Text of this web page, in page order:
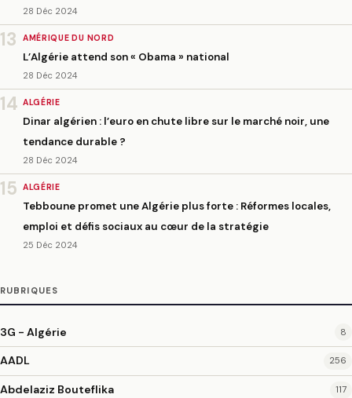
28 Déc 2024
13 AMÉRIQUE DU NORD
L’Algérie attend son « Obama » national
28 Déc 2024
14 ALGÉRIE
Dinar algérien : l’euro en chute libre sur le marché noir, une
tendance durable ?
28 Déc 2024
15 ALGÉRIE
Tebboune promet une Algérie plus forte : Réformes locales,
emploi et défis sociaux au cœur de la stratégie
25 Déc 2024
RUBRIQUES
3G - Algérie 8
AADL 256
Abdelaziz Bouteflika 117